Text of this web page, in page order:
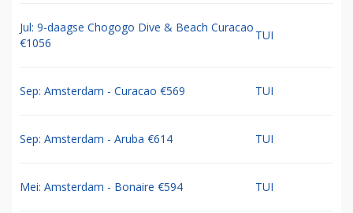
Jul: 9-daagse Chogogo Dive & Beach Curacao
€1056
TUI
Sep: Amsterdam - Curacao €569 TUI
Sep: Amsterdam - Aruba €614 TUI
Mei: Amsterdam - Bonaire €594 TUI